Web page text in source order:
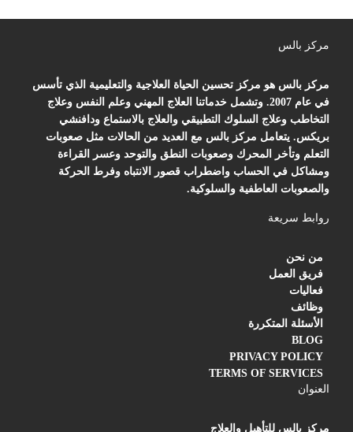
مركز بالس
مركز بالس هو مركز تحسين الحياة العلاجية والتعليمية الذي تأسس
في عام 2007. وتشمل خدماتنا العلاج المهني وعلم النفس وعلاج
التخاطب وعلاج السلوك التطبيقي والعلاج بالاستماع ودافنشي
بريكس. يتعامل مركز بالس مع العديد من الحالات مثل صعوبات
التعلم وتأخر المحرك وصعوبات النطق والتوحد وعسر القراءة
ومشاكل في الحساب واضطراب قصور الانتباه وفرط الحركة
والصعوبات العاطفية والسلوكية.
روابط سريعة
من نحن
فريق العمل
فعاليات
وظائف
الأسئلة المتكررة
BLOG
PRIVACY POLICY
TERMS OF SERVICES
العنوان
مركز بالس للتأهيل والعلاج